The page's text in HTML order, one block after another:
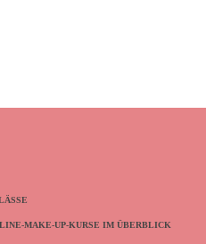
MAKE-UP-KURSE IM ÜBERBLICK